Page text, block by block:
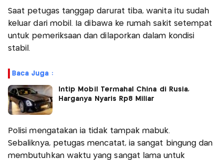
Saat petugas tanggap darurat tiba, wanita itu sudah
keluar dari mobil. Ia dibawa ke rumah sakit setempat
untuk pemeriksaan dan dilaporkan dalam kondisi
stabil.
Baca Juga :
Intip Mobil Termahal China di Rusia,
Harganya Nyaris Rp8 Miliar
Polisi mengatakan ia tidak tampak mabuk.
Sebaliknya, petugas mencatat, ia sangat bingung dan
membutuhkan waktu yang sangat lama untuk